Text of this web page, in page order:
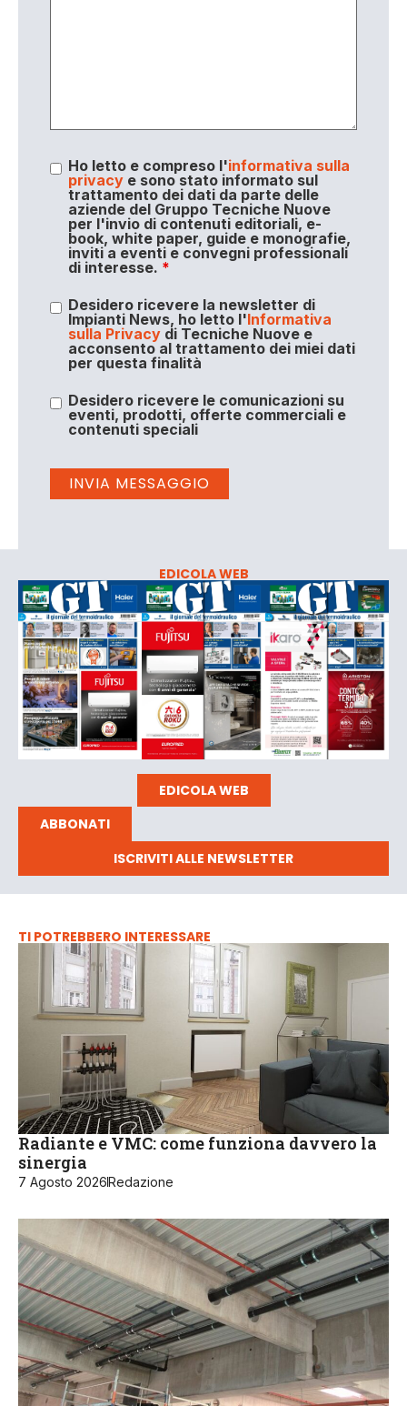
Ho letto e compreso l'informativa sulla
privacye sono stato informato sul
trattamento dei dati da parte delle
aziende del Gruppo Tecniche Nuove
per l'invio di contenuti editoriali, e-
book, white paper, guide e monografie,
inviti a eventi e convegni professionali
di interesse. *
Desidero ricevere la newsletter di
Impianti News, ho letto l'Informativa
sulla Privacydi Tecniche Nuove e
acconsento al trattamento dei miei dati
per questa finalità
Desidero ricevere le comunicazioni su
eventi, prodotti, offerte commerciali e
contenuti speciali
EDICOLA WEB
EDICOLA WEB
ABBONATI
ISCRIVITI ALLE NEWSLETTER
TI POTREBBERO INTERESSARE
Radiante e VMC: come funziona davvero la
sinergia
7 Agosto 2026Redazione